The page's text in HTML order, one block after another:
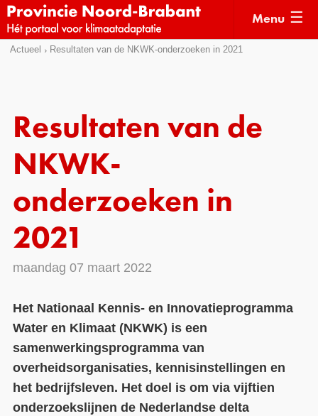
Sla
naar
menu
naar
pagina
Menu
Actueel Resultaten van de NKWK-onderzoeken in 2021
Resultaten van de
NKWK-
onderzoeken in
2021
maandag 07 maart 2022
Het Nationaal Kennis- en Innovatieprogramma
Water en Klimaat (NKWK) is een
samenwerkingsprogramma van
overheidsorganisaties, kennisinstellingen en
het bedrijfsleven. Het doel is om via vijftien
onderzoekslijnen de Nederlandse delta
Actueel
Voorbeelden
Monitoring
Contact
Over ons
LIFE-IP Klimaatadaptatie